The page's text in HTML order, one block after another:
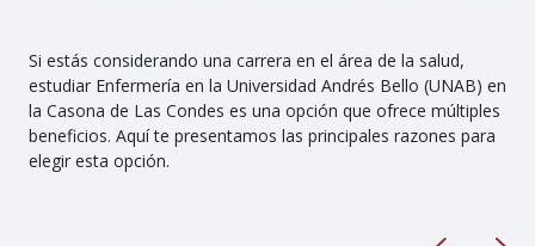
Si estás considerando una carrera en el área de la salud,
estudiar Enfermería en la Universidad Andrés Bello (UNAB) en
la Casona de Las Condes es una opción que ofrece múltiples
beneficios. Aquí te presentamos las principales razones para
elegir esta opción.